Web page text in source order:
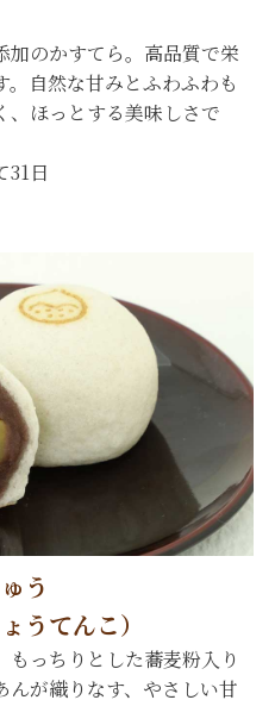
加のかすてら。高品質で栄
自然な甘みとふわふわも
、ほっとする美味しさで
31日
う
うてんこ）
っちりとした蕎麦粉入り
んが織りなす、やさしい甘